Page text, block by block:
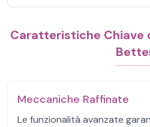
Caratteristiche Chiave
Meccaniche Raffinate
Le funzionalità avanzate